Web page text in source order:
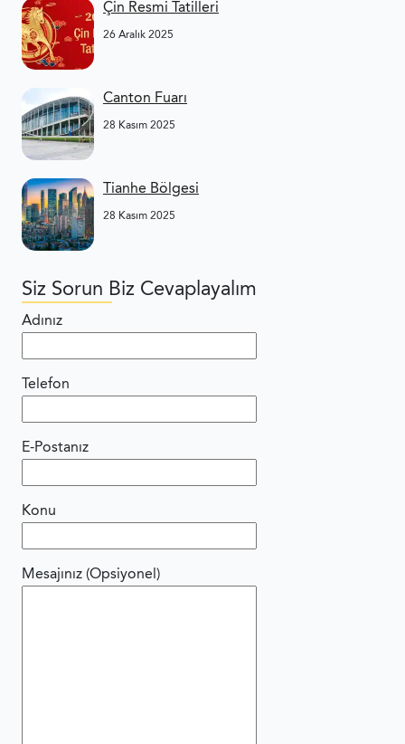
Çin Resmi Tatilleri
26 Aralık 2025
Canton Fuarı
28 Kasım 2025
Tianhe Bölgesi
28 Kasım 2025
Siz Sorun Biz Cevaplayalım
Adınız
Telefon
E-Postanız
Konu
Mesajınız (Opsiyonel)